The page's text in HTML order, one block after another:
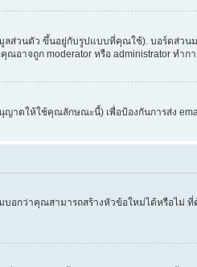
วนตัว ขึ้นอยู่กับรูปแบบที่คุณใช้). บอร์ดส่ว
ณอาจถูก moderator หรือ administrator ทำ
าตให้ใช้คุณลักษณะนี้) เพื่อป้องกันการส่ง
กว่าคุณสามารถสร้างหัวข้อใหม่ได้หรือไม่